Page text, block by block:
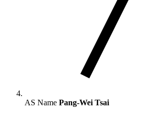
AS Name Pang-Wei Tsai